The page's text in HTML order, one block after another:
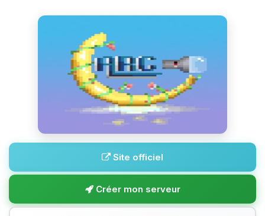
Site officiel
Créer mon serveur